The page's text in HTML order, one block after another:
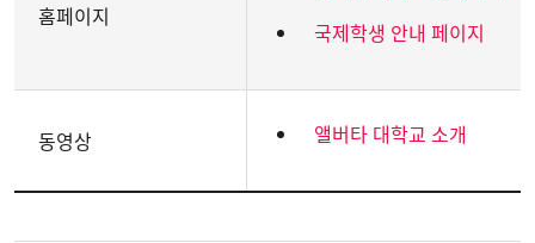
홈페이지
국제학생 안내 페이지
동영상 앨버타 대학교 소개